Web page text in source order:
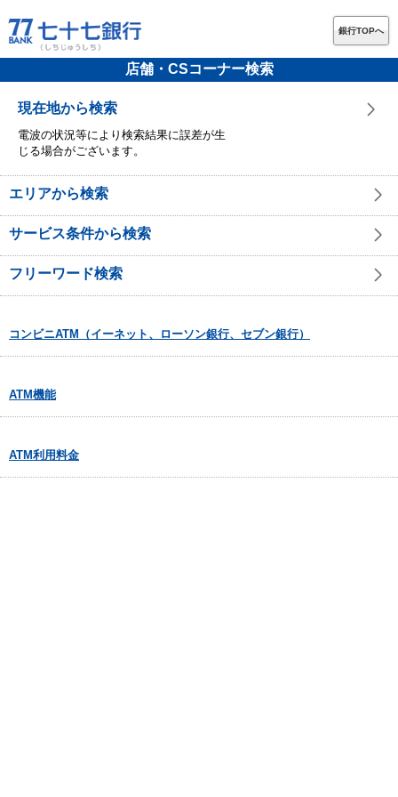
銀行TOPへ
店舗・CSコーナー検索
現在地から検索
電波の状況等により検索結果に誤差が生
じる場合がございます。
エリアから検索
サービス条件から検索
フリーワード検索
コンビニATM（イーネット、ローソン銀行、セブン銀行）
ATM機能
ATM利用料金